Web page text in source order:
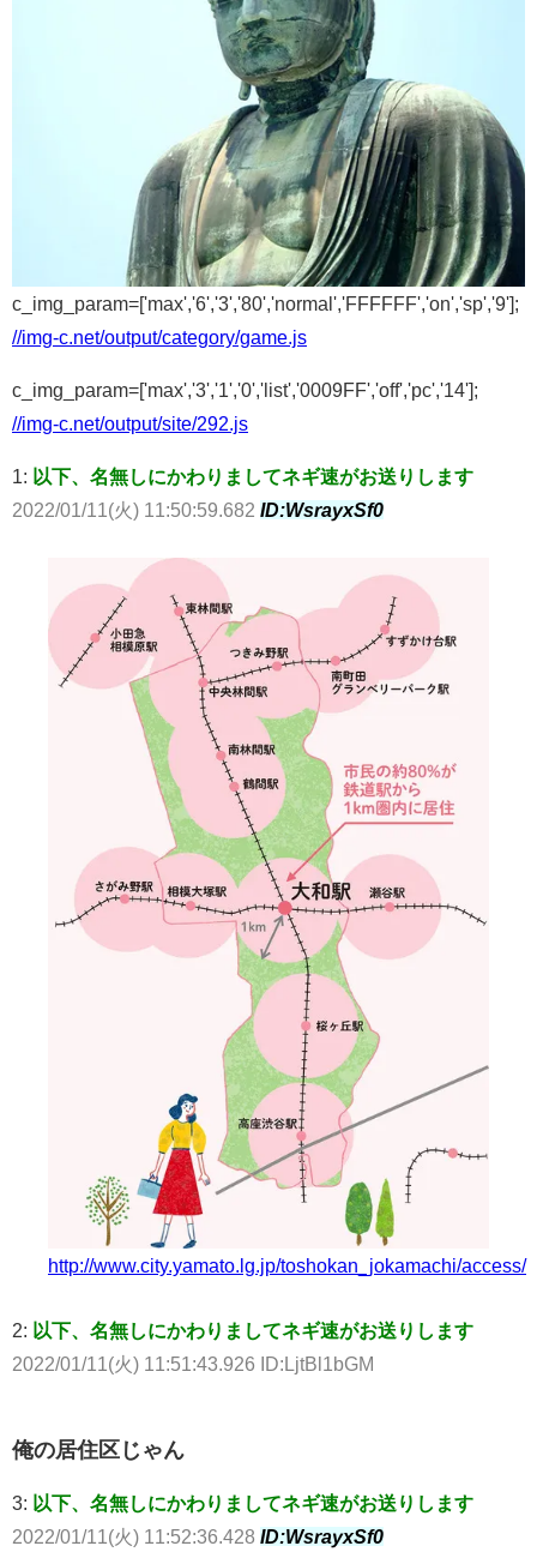
c_img_param=['max','6','3','80','normal','FFFFFF','on','sp','9'];
//img-c.net/output/category/game.js
c_img_param=['max','3','1','0','list','0009FF','off','pc','14'];
//img-c.net/output/site/292.js
1: 以下、名無しにかわりましてネギ速がお送りします
2022/01/11(火) 11:50:59.682 ID:WsrayxSf0
http://www.city.yamato.lg.jp/toshokan_jokamachi/access/
2: 以下、名無しにかわりましてネギ速がお送りします
2022/01/11(火) 11:51:43.926 ID:LjtBl1bGM
俺の居住区じゃん
3: 以下、名無しにかわりましてネギ速がお送りします
2022/01/11(火) 11:52:36.428 ID:WsrayxSf0